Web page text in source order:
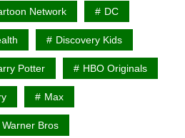
Network DC
Discovery Kids
Potter HBO Originals
Max
Warner Bros